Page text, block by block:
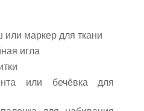
или маркер для ткани
игла
или бечёвка для